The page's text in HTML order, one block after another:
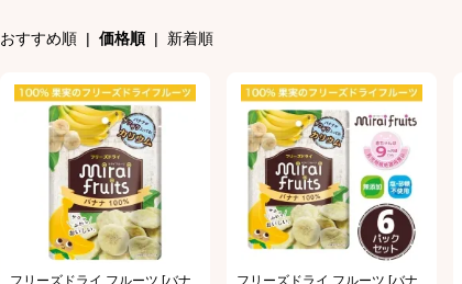
おすすめ順| 価格順| 新着順